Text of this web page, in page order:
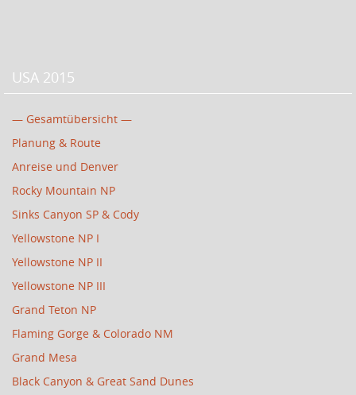
USA 2015
— Gesamtübersicht —
Planung & Route
Anreise und Denver
Rocky Mountain NP
Sinks Canyon SP & Cody
Yellowstone NP I
Yellowstone NP II
Yellowstone NP III
Grand Teton NP
Flaming Gorge & Colorado NM
Grand Mesa
Black Canyon & Great Sand Dunes